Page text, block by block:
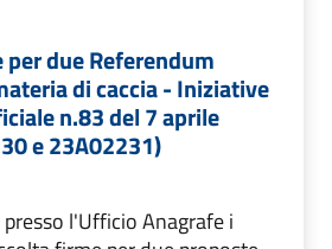
due Referendum
di caccia - Iniziative
n.83 del 7 aprile
e 23A02231)
l'Ufficio Anagrafe i